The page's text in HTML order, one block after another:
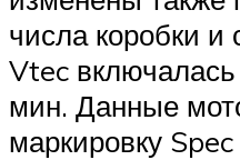
числа коробки и
Vtec
мин. Данные
маркировку Spec